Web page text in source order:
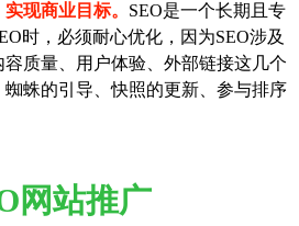
现商业目标。 SEO是一个长期且专
时，必须耐心优化，因为SEO涉及
质量、用户体验、外部链接这几个
蛛的引导、快照的更新、参与排序
网站推广